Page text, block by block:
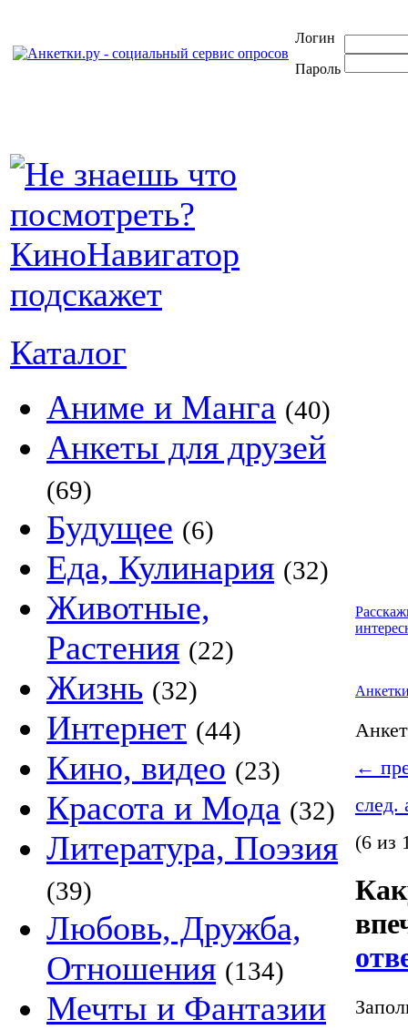
Логин
Пароль
Каталог
Аниме и Манга (40)
Анкеты для друзей
(69)
Будущее (6)
Еда, Кулинария (32)
Животные,
Растения (22)
Жизнь (32)
Интернет (44)
Кино, видео (23)
Красота и Мода (32)
Литература, Поэзия
(39)
Любовь, Дружба,
Отношения (134)
Мечты и Фантазии
←
след.
(6 из